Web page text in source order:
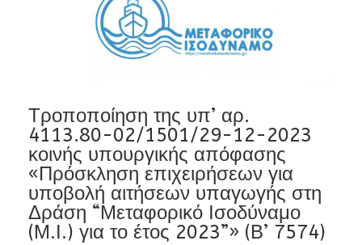
Τροποποίηση της υπ’ αρ.
4113.80-02/1501/29-12-2023
κοινής υπουργικής απόφασης
«Πρόσκληση επιχειρήσεων για
υποβολή αιτήσεων υπαγωγής στη
Δράση “Μεταφορικό Ισοδύναμο
(Μ.Ι.) για το έτος 2023”» (Β’ 7574)